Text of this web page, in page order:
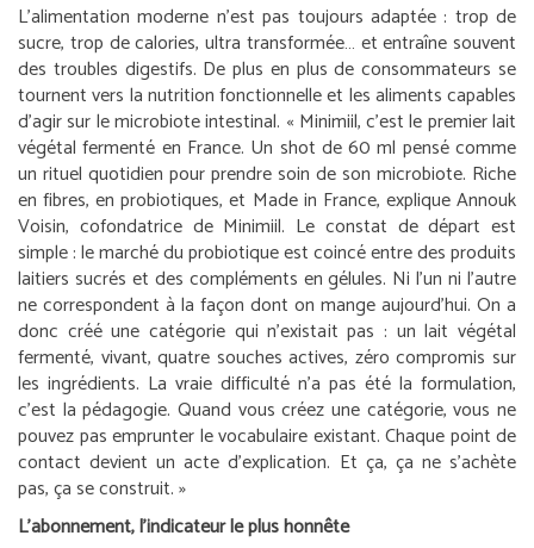
L’alimentation moderne n’est pas toujours adaptée : trop de
sucre, trop de calories, ultra transformée… et entraîne souvent
des troubles digestifs. De plus en plus de consommateurs se
tournent vers la nutrition fonctionnelle et les aliments capables
d’agir sur le microbiote intestinal. « Minimiil, c’est le premier lait
végétal fermenté en France. Un shot de 60 ml pensé comme
un rituel quotidien pour prendre soin de son microbiote. Riche
en fibres, en probiotiques, et Made in France, explique Annouk
Voisin, cofondatrice de Minimiil. Le constat de départ est
simple : le marché du probiotique est coincé entre des produits
laitiers sucrés et des compléments en gélules. Ni l’un ni l’autre
ne correspondent à la façon dont on mange aujourd’hui. On a
donc créé une catégorie qui n’existait pas : un lait végétal
fermenté, vivant, quatre souches actives, zéro compromis sur
les ingrédients. La vraie difficulté n’a pas été la formulation,
c’est la pédagogie. Quand vous créez une catégorie, vous ne
pouvez pas emprunter le vocabulaire existant. Chaque point de
contact devient un acte d’explication. Et ça, ça ne s’achète
pas, ça se construit.»
L’abonnement, l’indicateur le plus honnête